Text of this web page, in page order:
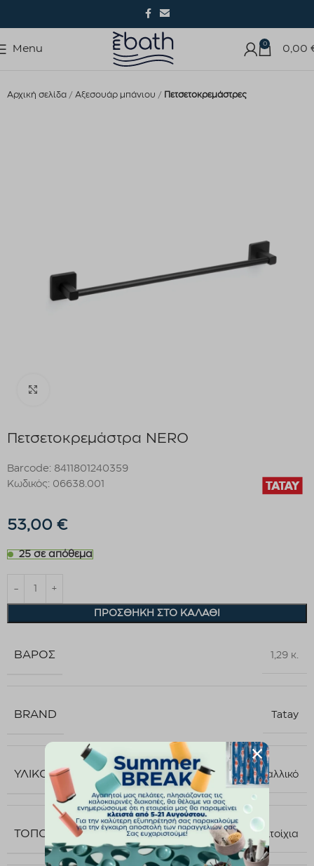
Menu 0 0,00
Αρχική σελίδα Αξεσουάρ μπάνιου Πετσετοκρεμάστρες
Πετσετοκρεμάστρα NERO
Barcode: 8411801240359
Κωδικός: 06638.001
53,00 €
25 σε απόθεμα
ΠΡΟΣΘΉΚΗ ΣΤΟ ΚΑΛΆΘΙ
ΒΆΡΟΣ 1,29 κ.
BRAND Tatay
ΥΛΙΚΌ Μεταλλικό
ΤΟΠΟΘΈΤΗΣΗ Επιτοίχια